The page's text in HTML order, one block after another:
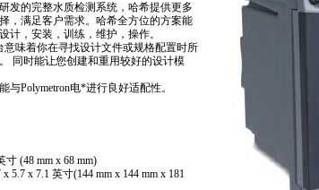
发的完整水质检测系统，哈希提供更多
，满足客户需求。哈希全方位的方案能
计，安装，训练，维护，操作。
意味着你在寻找设计文件或规格配置时所
同时能让您创建和重用较好的设计模
与Polymetron电*进行良好适配性。
寸 (48 mm x 68 mm)
5.7 x 7.1 英寸(144 mm x 144 mm x 181